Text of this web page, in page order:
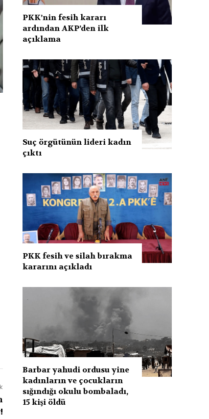
PKK’nin fesih kararı
ardından AKP’den ilk
açıklama
Suç örgütünün lideri kadın
çıktı
PKK fesih ve silah bırakma
kararını açıkladı
Barbar yahudi ordusu yine
kadınların ve çocukların
sığındığı okulu bombaladı,
15 kişi öldü